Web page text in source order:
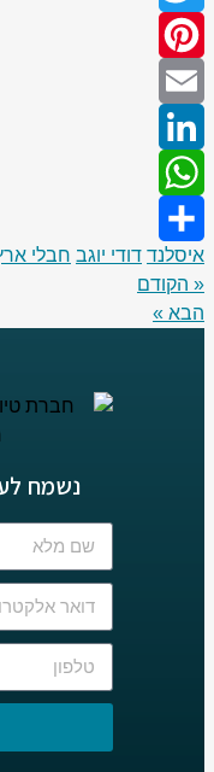
Twitter
Pinterest
Email
LinkedIn
WhatsApp
Share
איסלנד דודי יוגב חבלי
« הקודם
הבא »
נשמח